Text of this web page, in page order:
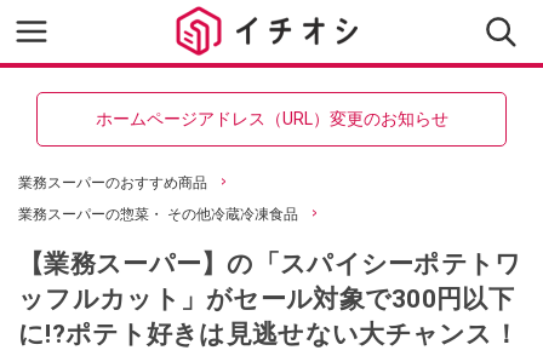
ホームページアドレス（URL）変更のお知らせ
業務スーパーのおすすめ商品
業務スーパーの惣菜・ その他冷蔵冷凍食品
【業務スーパー】の「スパイシーポテトワ
ッフルカット」がセール対象で300円以下
に!?ポテト好きは見逃せない大チャンス！